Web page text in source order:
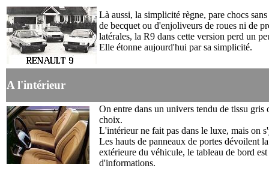
Là aussi, la simplicité règne, pare chocs sans
de becquet ou d'enjoliveurs de roues ni de
latérales, la R9 dans cette version perd un
Elle étonne aujourd'hui par sa simplicité.
A l'intérieur
On entre dans un univers tendu de tissu gris
choix.
L'intérieur ne fait pas dans le luxe, mais on
Les hauts de panneaux de portes dévoilent
extérieure du véhicule, le tableau de bord est
d'informations.